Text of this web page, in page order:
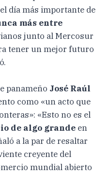
día más importante de
más entre
junto al Mercosur
tener un mejor futuro
panameño José Raúl
como «un acto que
«Esto no es el
de algo grande en
a la par de resaltar
creyente del
mundial abierto